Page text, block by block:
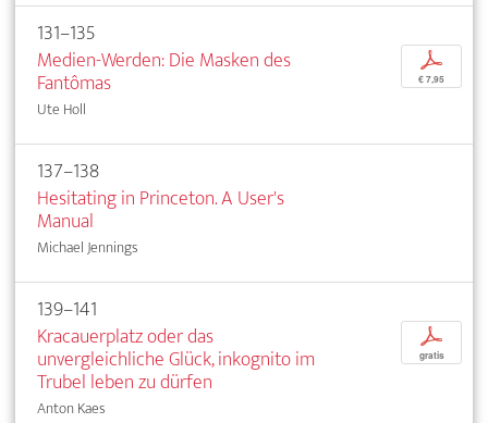
131–135
Medien-Werden: Die Masken des
Fantômas
Ute Holl
p
€ 7,95
137–138
Hesitating in Princeton. A User's
Manual
Michael Jennings
139–141
Kracauerplatz oder das
unvergleichliche Glück, inkognito im
Trubel leben zu dürfen
Anton Kaes
p
gratis